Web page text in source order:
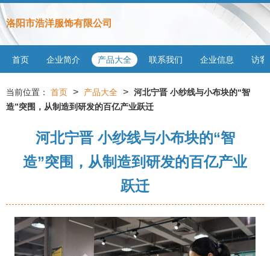
洛阳市浩洋服饰有限公司
首页 企业简介 产品大全 联系我们 企业信息 访客
当前位置： 首页 > 产品大全 > 河北宁晋 小纱线与小布块的“智
造”突围，从制造到研发的百亿产业跃迁
河北宁晋 小纱线与小布块的“智
造”突围，从制造到研发的百亿产业
跃迁